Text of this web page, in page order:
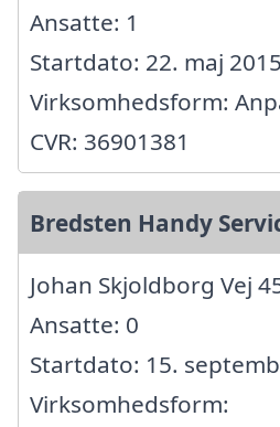
Ansatte: 1
Startdato: 22. maj
Virksomhedsform:
CVR: 36901381
Bredsten Handy
Johan Skjoldborg Vej
Ansatte: 0
Startdato: 15.
Virksomhedsform: